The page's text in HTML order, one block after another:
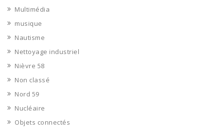
Multimédia
musique
Nautisme
Nettoyage industriel
Nièvre 58
Non classé
Nord 59
Nucléaire
Objets connectés